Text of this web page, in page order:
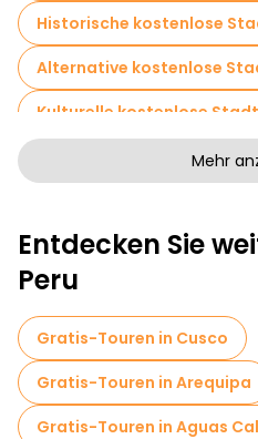
Historische kostenlose
Alternative kostenlose
Kulturelle kostenlose
Kunstfreie Stadtführungen
Sportaktivitäten in Lima
Museen in Lima
Kostenlose
Markttouren in Lima
Lokale Verkostungstouren
Mehr
Entdecken Sie
Peru
Gratis-Touren in Cusco
Gratis-Touren in Arequipa
Gratis-Touren in Aguas